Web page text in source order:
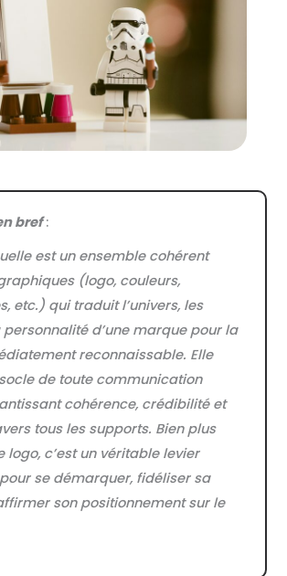
bref:
est un ensemble cohérent
(logo, couleurs,
etc.) qui traduit l’univers, les
d’une marque pour la
reconnaissable. Elle
de toute communication
cohérence, crédibilité et
tous les supports. Bien plus
logo, c’est un véritable levier
se démarquer, fidéliser sa
son positionnement sur le